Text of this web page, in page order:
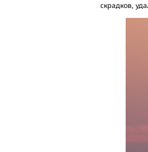
скрадков,